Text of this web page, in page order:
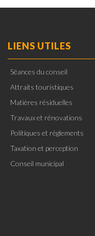
LIENS UTILES
Séances du conseil
Attraits touristiques
Matières résiduelles
Travaux et rénovations
Politiques et règlements
Taxation et perception
Conseil municipal